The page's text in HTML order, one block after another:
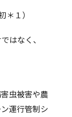
１）
はなく、
虫被害や農
運行管制シ